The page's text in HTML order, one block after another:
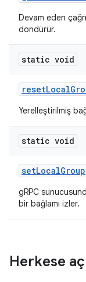
Devam eden
döndürür.
static void
resetLocal
Yerelleştirilmiş
static void
setLocalGroup
gRPC
bir bağlamı izler.
Herkese